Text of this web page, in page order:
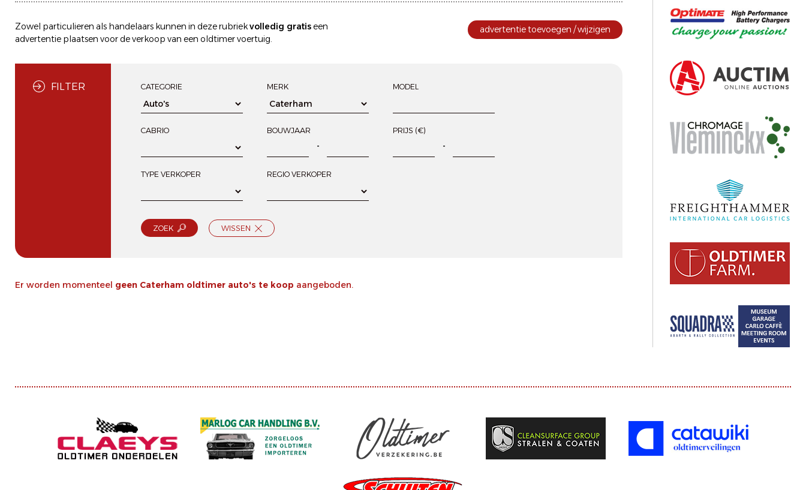
Zowel particulieren als handelaars kunnen in deze rubriekvolledig gratis een
advertentie plaatsen voor deverkoop van een oldtimer voertuig.
advertentie toevoegen / wijzigen
FILTER CATEGORIE MERK MODEL
CABRIO BOUWJAAR
-
PRIJS (€)
-
TYPE VERKOPER REGIO VERKOPER
ZOEK WISSEN
Er worden momenteel geen Caterham oldtimer auto's te koop aangeboden.